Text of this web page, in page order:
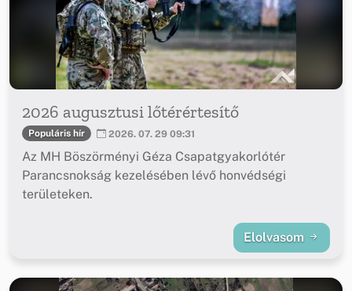
2026 augusztusi lőtérértesítő
Populáris hír 2026. 07. 29 09:31
Az MH Böszörményi Géza Csapatgyakorlótér
Parancsnokság kezelésében lévő honvédségi
területeken.
Elolvasom